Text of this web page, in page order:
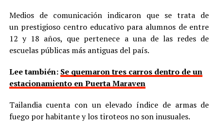
Medios de comunicación indicaron que se trata de
un prestigioso centro educativo para alumnos de entre
12 y 18 años, que pertenece a una de las redes de
escuelas públicas más antiguas del país.
Lee también: Se quemaron tres carros dentro de un
estacionamiento en Puerta Maraven
Tailandia cuenta con un elevado índice de armas de
fuego por habitante y los tiroteos no son inusuales.